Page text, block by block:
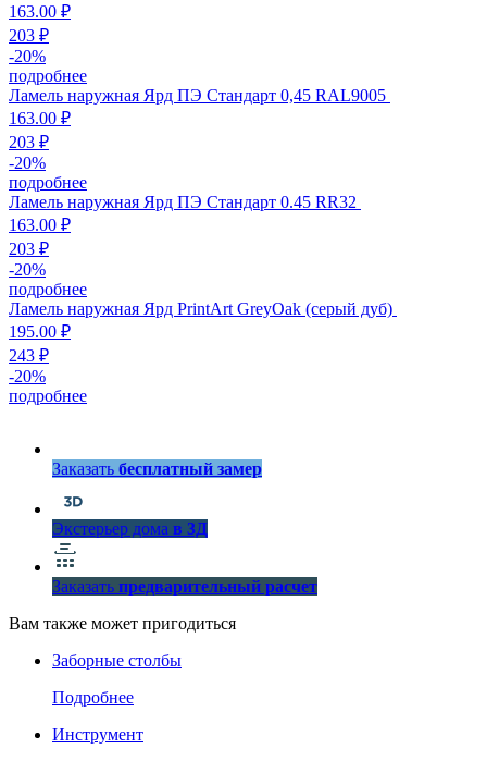
163.00 ₽
203 ₽
-20%
подробнее
Ламель наружная Ярд ПЭ Стандарт 0,45 RAL9005
163.00 ₽
203 ₽
-20%
подробнее
Ламель наружная Ярд ПЭ Стандарт 0.45 RR32
163.00 ₽
203 ₽
-20%
подробнее
Ламель наружная Ярд PrintArt GreyOak (серый дуб)
195.00 ₽
243 ₽
-20%
подробнее
Заказать бесплатный замер
Экстерьер дома в 3Д
Заказать предварительный расчет
Вам также может пригодиться
Заборные столбы
Подробнее
Инструмент